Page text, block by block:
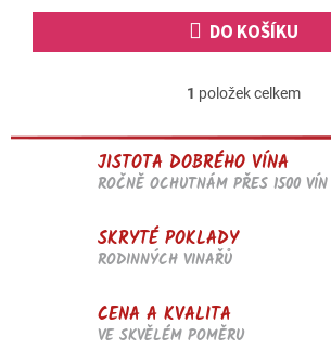
DO KOŠÍKU
O
l
á
d
k
1 položek celkem
JISTOTA DOBRÉHO VÍNA
ROČNĚ OCHUTNÁM PŘES 1500 VÍN
SKRYTÉ POKLADY
RODINNÝCH VINAŘŮ
CENA A KVALITA
VE SKVĚLÉM POMĚRU